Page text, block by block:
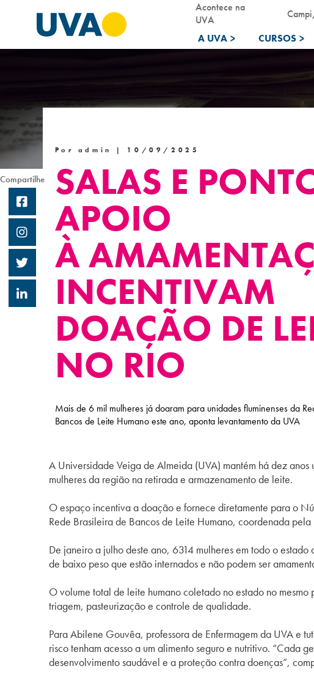
A UVA > CURSOS >
Acontece na
UVA
Por admin | 10/09/2025
SALAS E
APOIO
À
INCENTIVAM
DOAÇÃO DE
NO RIO
Compartilhe
Mais de 6 mil mulheres já doaram para unidades fluminenses da
Bancos de Leite Humano este ano, aponta levantamento da UVA
A Universidade Veiga de Almeida (UVA) mantém há dez
mulheres da região na retirada e armazenamento de leite.
O espaço incentiva a doação e fornece diretamente para o
Rede Brasileira de Bancos de Leite Humano, coordenada
De janeiro a julho deste ano, 6314 mulheres em todo o
de baixo peso que estão internados e não podem ser
O volume total de leite humano coletado no estado no
triagem, pasteurização e controle de qualidade.
Para Abilene Gouvêa, professora de Enfermagem da UVA e
risco tenham acesso a um alimento seguro e nutritivo.
desenvolvimento saudável e a proteção contra doenças”,